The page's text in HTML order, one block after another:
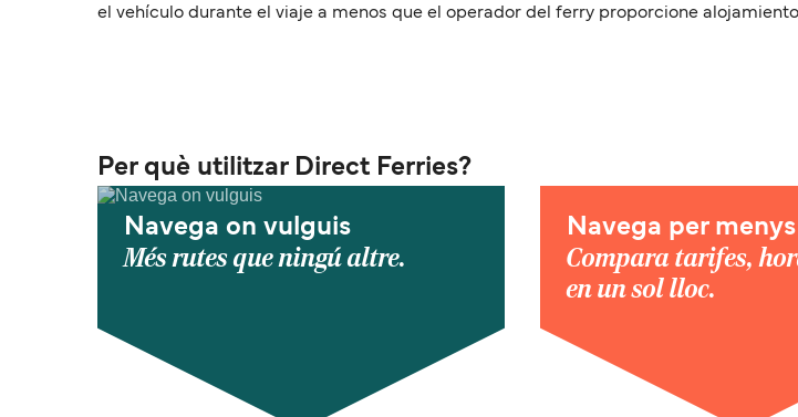
el vehículo durante el viaje a menos que el operador del ferry proporcione
Per què utilitzar Direct Ferries?
Navega on vulguis
Més rutes que ningú altre.
Navega per menys
Compara tarifes,
en un sol lloc.